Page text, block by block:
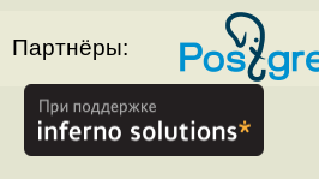
Партнёры: